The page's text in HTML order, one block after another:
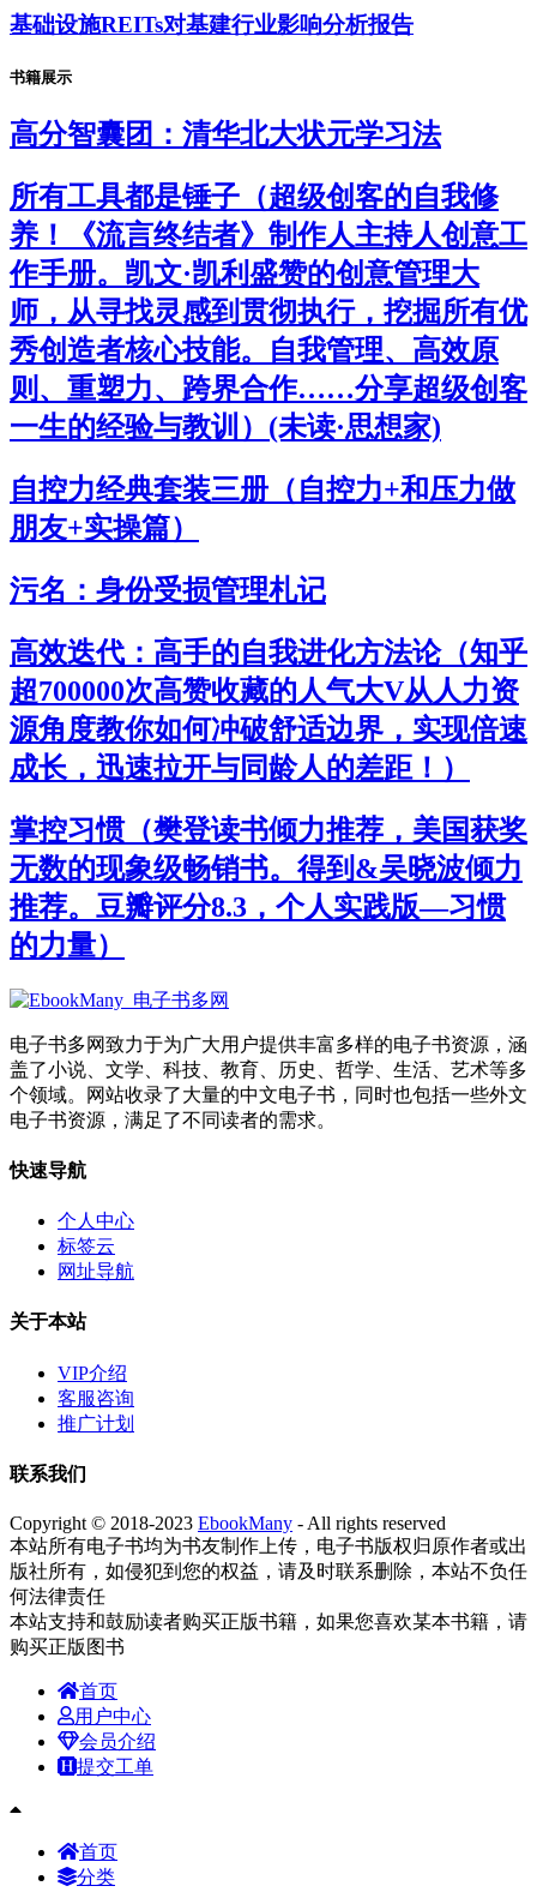
基础设施REITs对基建行业影响分析报告
书籍展示
高分智囊团：清华北大状元学习法
所有工具都是锤子（超级创客的自我修
养！《流言终结者》制作人主持人创意工
作手册。凯文·凯利盛赞的创意管理大
师，从寻找灵感到贯彻执行，挖掘所有优
秀创造者核心技能。自我管理、高效原
则、重塑力、跨界合作……分享超级创客
一生的经验与教训）(未读·思想家)
自控力经典套装三册（自控力+和压力做
朋友+实操篇）
污名：身份受损管理札记
高效迭代：高手的自我进化方法论（知乎
超700000次高赞收藏的人气大V从人力资
源角度教你如何冲破舒适边界，实现倍速
成长，迅速拉开与同龄人的差距！）
掌控习惯（樊登读书倾力推荐，美国获奖
无数的现象级畅销书。得到&吴晓波倾力
推荐。豆瓣评分8.3，个人实践版—习惯
的力量）
电子书多网致力于为广大用户提供丰富多样的电子书资源，涵
盖了小说、文学、科技、教育、历史、哲学、生活、艺术等多
个领域。网站收录了大量的中文电子书，同时也包括一些外文
电子书资源，满足了不同读者的需求。
快速导航
个人中心
标签云
网址导航
关于本站
VIP介绍
客服咨询
推广计划
联系我们
Copyright © 2018-2023 EbookMany - All rights reserved
本站所有电子书均为书友制作上传，电子书版权归原作者或出
版社所有，如侵犯到您的权益，请及时联系删除，本站不负任
何法律责任
本站支持和鼓励读者购买正版书籍，如果您喜欢某本书籍，请
购买正版图书
首页
用户中心
会员介绍
提交工单
首页
分类